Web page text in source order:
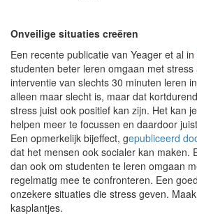
Onveilige situaties creëren
Een recente publicatie van Yeager et al in
studenten beter leren omgaan met
interventie van slechts 30 minuten leren
alleen maar slecht is, maar dat
stress juist ook positief kan zijn. Het kan
helpen meer te focussen en daardoor
Een opmerkelijk bijeffect, gepubliceerd
dat het mensen ook socialer kan maken.
dan ook om studenten te leren omgaan
regelmatig mee te confronteren. Een
onzekere situaties die stress geven.
kasplantjes.